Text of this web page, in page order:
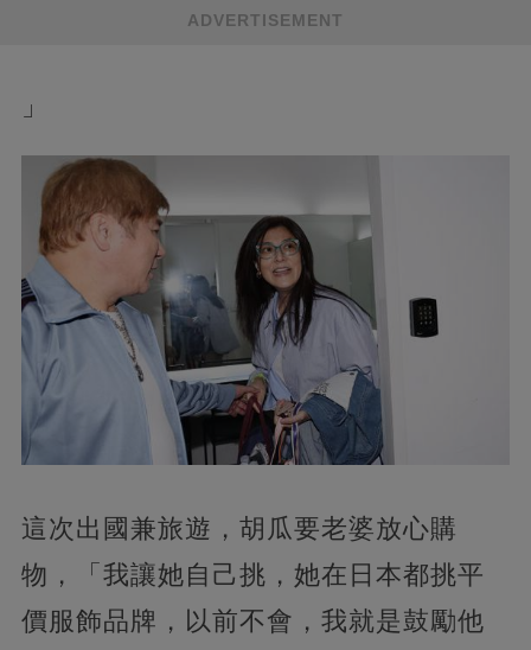
ADVERTISEMENT
」
這次出國兼旅遊，胡瓜要老婆放心購
物，「我讓她自己挑，她在日本都挑平
價服飾品牌，以前不會，我就是鼓勵他